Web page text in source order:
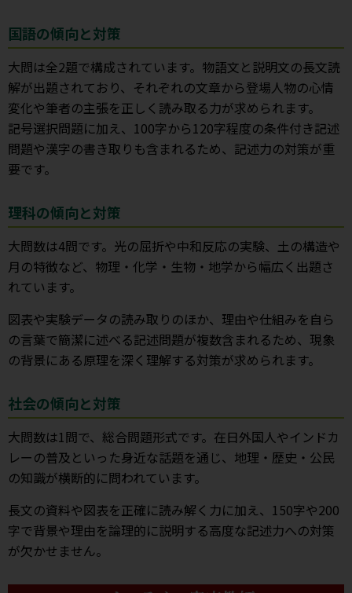
国語の傾向と対策
大問は全2題で構成されています。物語文と説明文の長文読
解が出題されており、それぞれの文章から登場人物の心情
変化や筆者の主張を正しく読み取る力が求められます。
記号選択問題に加え、100字から120字程度の条件付き記述
問題や漢字の書き取りも含まれるため、記述力の対策が重
要です。
理科の傾向と対策
大問数は4問です。光の屈折や中和反応の実験、土の構造や
月の特徴など、物理・化学・生物・地学から幅広く出題さ
れています。
図表や実験データの読み取りのほか、理由や仕組みを自ら
の言葉で簡潔に述べる記述問題が複数含まれるため、現象
の背景にある原理を深く理解する対策が求められます。
社会の傾向と対策
大問数は1問で、総合問題形式です。在日外国人やインドカ
レーの普及といった身近な話題を通じ、地理・歴史・公民
の知識が横断的に問われています。
長文の資料や図表を正確に読み解く力に加え、150字や200
字で背景や理由を論理的に説明する高度な記述力への対策
が欠かせません。